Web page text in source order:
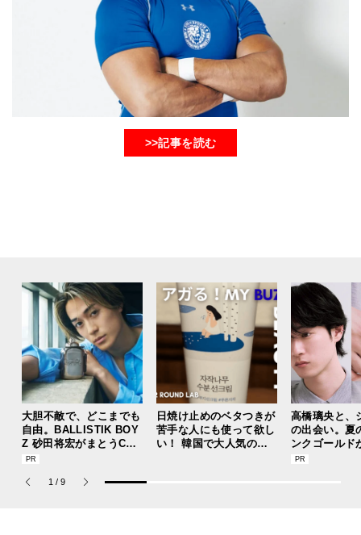
>>記事を読む
大胆不敵で、どこまでも
自由。BALLISTIK BOY
Z 砂田将宏がまとうCOA
CHの新作フレグランス
ナム パルファム」
日焼け止めのベタつきが
苦手な人にも使って欲し
い！ 韓国で大人気のス
高橋璃央と、
の出会い。夏
ンクゴールド
“SUMMER
1 / 9